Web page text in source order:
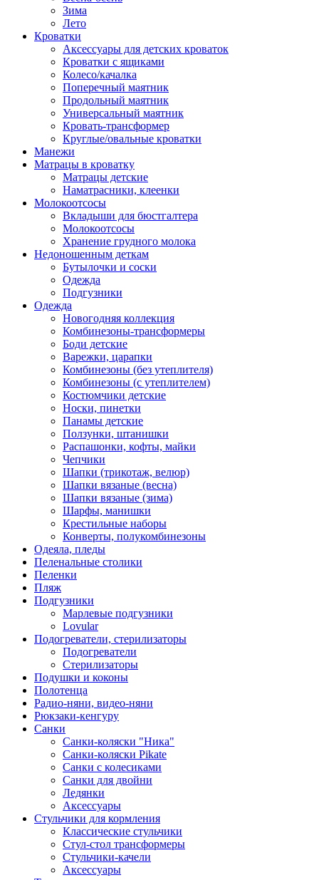
Зима
Лето
Кроватки
Аксессуары для детских кроваток
Кроватки с ящиками
Колесо/качалка
Поперечный маятник
Продольный маятник
Универсальный маятник
Кровать-трансформер
Круглые/овальные кроватки
Манежи
Матрацы в кроватку
Матрацы детские
Наматрасники, клеенки
Молокоотсосы
Вкладыши для бюстгалтера
Молокоотсосы
Хранение грудного молока
Недоношенным деткам
Бутылочки и соски
Одежда
Подгузники
Одежда
Новогодняя коллекция
Комбинезоны-трансформеры
Боди детские
Варежки, царапки
Комбинезоны (без утеплителя)
Комбинезоны (с утеплителем)
Костюмчики детские
Носки, пинетки
Панамы детские
Ползунки, штанишки
Распашонки, кофты, майки
Чепчики
Шапки (трикотаж, велюр)
Шапки вязаные (весна)
Шапки вязаные (зима)
Шарфы, манишки
Крестильные наборы
Конверты, полукомбинезоны
Одеяла, пледы
Пеленальные столики
Пеленки
Пляж
Подгузники
Марлевые подгузники
Lovular
Подогреватели, стерилизаторы
Подогреватели
Стерилизаторы
Подушки и коконы
Полотенца
Радио-няни, видео-няни
Рюкзаки-кенгуру
Санки
Санки-коляски "Ника"
Санки-коляски Pikate
Санки с колесиками
Санки для двойни
Ледянки
Аксессуары
Стульчики для кормления
Классические стульчики
Стул-стол трансформеры
Стульчики-качели
Аксессуары